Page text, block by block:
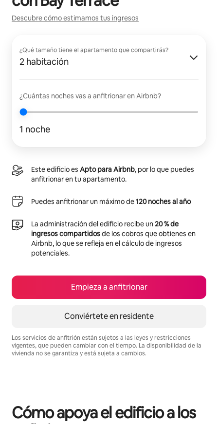
Descubre cómo estimamos tus ingresos
¿Qué tamaño tiene el apartamento que compartirás?
2 habitación
¿Cuántas noches vas a anfitrionar en Airbnb?
1 noche
Este edificio es Apto para Airbnb, por lo que puedes
anfitrionar en tu apartamento.
Puedes anfitrionar un máximo de120 noches al año
La administración del edificio recibe un20 % de
ingresos compartidosde los cobros que obtienes en
Airbnb, lo que se refleja en el cálculo de ingresos
potenciales.
Empieza a anfitrionar
Conviértete en residente
Los servicios de anfitrión están sujetos a las leyes y restricciones
vigentes, que pueden cambiar con el tiempo. La disponibilidad de la
vivienda no se garantiza y está sujeta a cambios.
Cómo apoya el edificio a los